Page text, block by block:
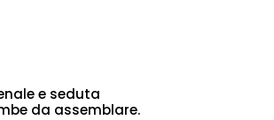
e seduta
da assemblare.